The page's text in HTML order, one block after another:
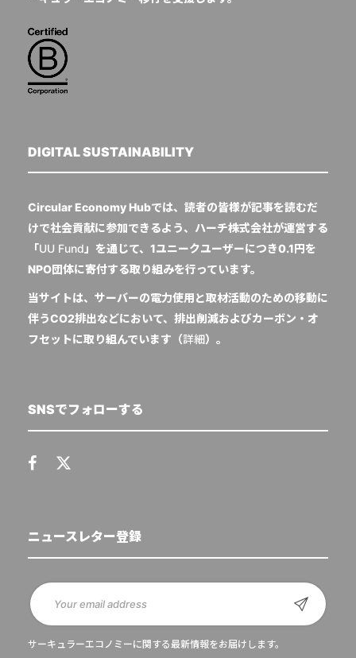
DIGITAL SUSTAINABILITY
Circular Economy Hubでは、読者の皆様が記事を読むだ
けで社会貢献に参加できるよう、ハーチ株式会社が運営する
「UU Fund 」を通じて、1ユニークユーザーにつき0.1円を
NPO団体に寄付する取り組みを行っています。
当サイトは、サーバーの電力使用と取材活動のための移動に
伴うCO2排出などにおいて、排出削減およびカーボン・オ
フセットに取り組んでいます（詳細）。
SNSでフォローする
ニュースレター登録
サーキュラーエコノミーに関する最新情報をお届けします。